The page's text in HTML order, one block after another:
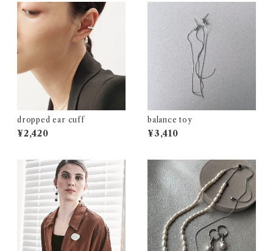
dropped ear cuff
¥2,420
balance toy
¥3,410